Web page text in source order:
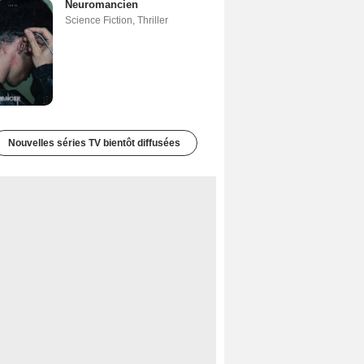
Neuromancien
Science Fiction Thriller
Nouvelles séries TV bientôt diffusées